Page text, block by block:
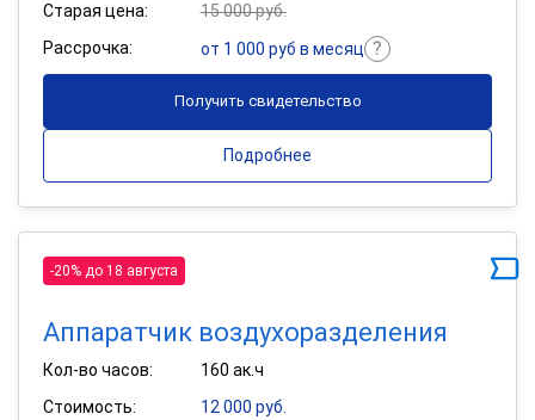
Старая цена:
15 000 руб.
Рассрочка:
от 1 000 руб в месяц
Получить свидетельство
Подробнее
-20% до 18 августа
Аппаратчик воздухоразделения
Кол-во часов:
160 ак.ч
Стоимость:
12 000 руб.